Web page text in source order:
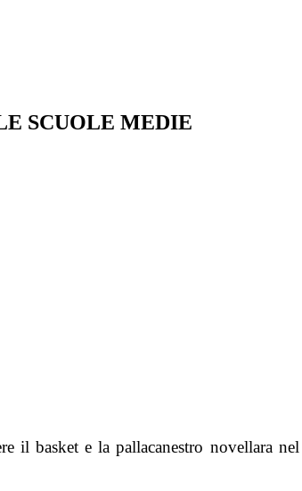
SCUOLE MEDIE
il basket e la pallacanestro novellara